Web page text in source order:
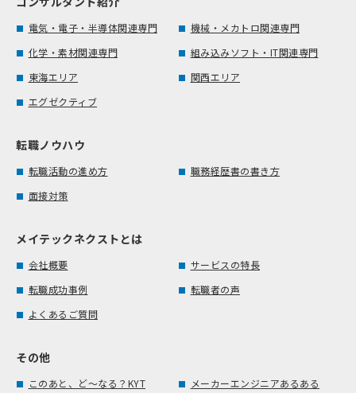
電気・電子・半導体関連専門
機械・メカトロ関連専門
化学・素材関連専門
組み込みソフト・IT関連専門
東海エリア
関西エリア
エグゼクティブ
転職ノウハウ
転職活動の進め方
職務経歴書の書き方
面接対策
メイテックネクストとは
会社概要
サービスの特長
転職成功事例
転職者の声
よくあるご質問
その他
このあと、ど～なる？KYT メーカーエンジニアあるある